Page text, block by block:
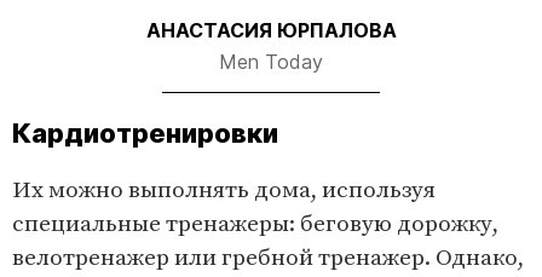
АНАСТАСИЯ ЮРПАЛОВА
Men Today
Кардиотренировки
Их можно выполнять дома, используя
специальные тренажеры: беговую дорожку,
велотренажер или гребной тренажер. Однако,